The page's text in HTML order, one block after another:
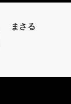
まさる